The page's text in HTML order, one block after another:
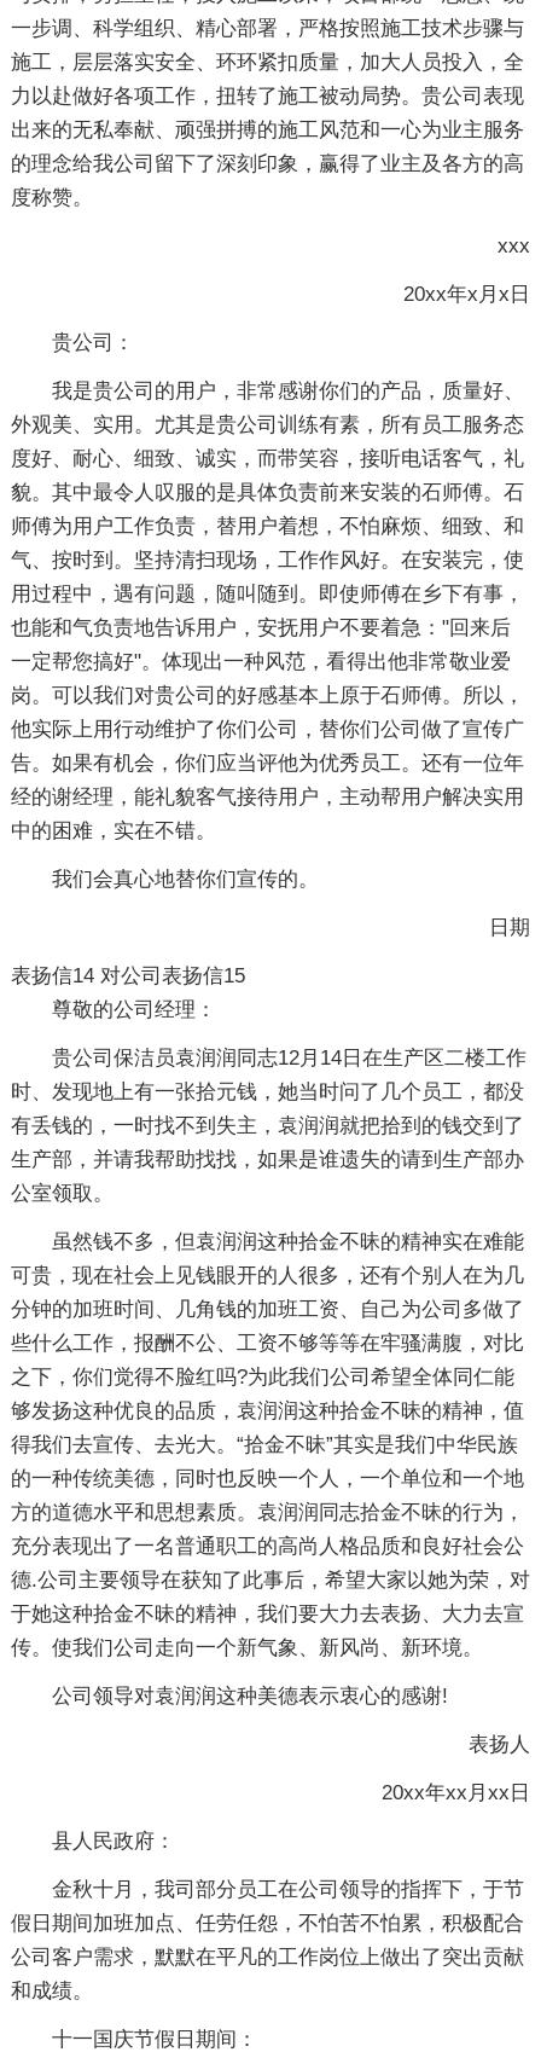
一步调、科学组织、精心部署，严格按照施工技术步骤与
施工，层层落实安全、环环紧扣质量，加大人员投入，全
力以赴做好各项工作，扭转了施工被动局势。贵公司表现
出来的无私奉献、顽强拼搏的施工风范和一心为业主服务
的理念给我公司留下了深刻印象，赢得了业主及各方的高
度称赞。
xxx
20xx年x月x日
贵公司：
我是贵公司的用户，非常感谢你们的产品，质量好、
外观美、实用。尤其是贵公司训练有素，所有员工服务态
度好、耐心、细致、诚实，而带笑容，接听电话客气，礼
貌。其中最令人叹服的是具体负责前来安装的石师傅。石
师傅为用户工作负责，替用户着想，不怕麻烦、细致、和
气、按时到。坚持清扫现场，工作作风好。在安装完，使
用过程中，遇有问题，随叫随到。即使师傅在乡下有事，
也能和气负责地告诉用户，安抚用户不要着急："回来后
一定帮您搞好"。体现出一种风范，看得出他非常敬业爱
岗。可以我们对贵公司的好感基本上原于石师傅。所以，
他实际上用行动维护了你们公司，替你们公司做了宣传广
告。如果有机会，你们应当评他为优秀员工。还有一位年
经的谢经理，能礼貌客气接待用户，主动帮用户解决实用
中的困难，实在不错。
我们会真心地替你们宣传的。
日期
表扬信14
尊敬的公司经理：
贵公司保洁员袁润润同志12月14日在生产区二楼工作
时、发现地上有一张拾元钱，她当时问了几个员工，都没
有丢钱的，一时找不到失主，袁润润就把拾到的钱交到了
生产部，并请我帮助找找，如果是谁遗失的请到生产部办
公室领取。
虽然钱不多，但袁润润这种拾金不昧的精神实在难能
可贵，现在社会上见钱眼开的人很多，还有个别人在为几
分钟的加班时间、几角钱的加班工资、自己为公司多做了
些什么工作，报酬不公、工资不够等等在牢骚满腹，对比
之下，你们觉得不脸红吗?为此我们公司希望全体同仁能
够发扬这种优良的品质，袁润润这种拾金不昧的精神，值
得我们去宣传、去光大。“拾金不昧”其实是我们中华民族
的一种传统美德，同时也反映一个人，一个单位和一个地
方的道德水平和思想素质。袁润润同志拾金不昧的行为，
充分表现出了一名普通职工的高尚人格品质和良好社会公
德.公司主要领导在获知了此事后，希望大家以她为荣，对
于她这种拾金不昧的精神，我们要大力去表扬、大力去宣
传。使我们公司走向一个新气象、新风尚、新环境。
公司领导对袁润润这种美德表示衷心的感谢!
表扬人
20xx年xx月xx日
对公司表扬信15
县人民政府：
金秋十月，我司部分员工在公司领导的指挥下，于节
假日期间加班加点、任劳任怨，不怕苦不怕累，积极配合
公司客户需求，默默在平凡的工作岗位上做出了突出贡献
和成绩。
十一国庆节假日期间：